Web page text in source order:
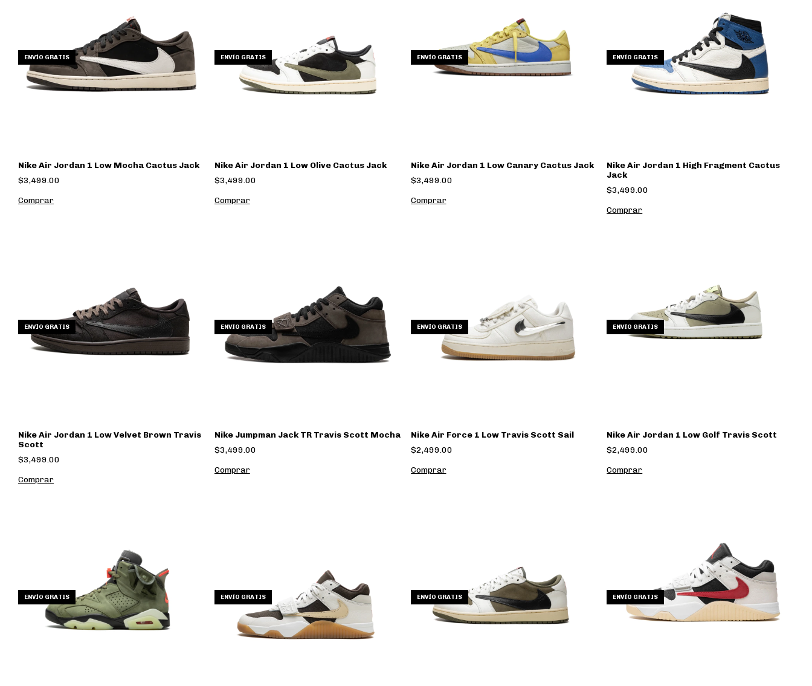
ENVÍO GRATIS
Nike Air Jordan 1 Low Mocha Cactus Jack
$3,499.00
Comprar
ENVÍO GRATIS
Nike Air Jordan 1 Low Olive Cactus Jack
$3,499.00
Comprar
ENVÍO GRATIS
Nike Air Jordan 1 Low Canary Cactus Jack
$3,499.00
Comprar
ENVÍO GRATIS
Nike Air Jordan 1 High Fragment Cactus
Jack
$3,499.00
Comprar
ENVÍO GRATIS
Nike Air Jordan 1 Low Velvet Brown Travis
Scott
$3,499.00
Comprar
ENVÍO GRATIS
Nike Jumpman Jack TR Travis Scott Mocha
$3,499.00
Comprar
ENVÍO GRATIS
Nike Air Force 1 Low Travis Scott Sail
$2,499.00
Comprar
ENVÍO GRATIS
Nike Air Jordan 1 Low Golf Travis Scott
$2,499.00
Comprar
ENVÍO GRATIS ENVÍO GRATIS ENVÍO GRATIS ENVÍO GRATIS